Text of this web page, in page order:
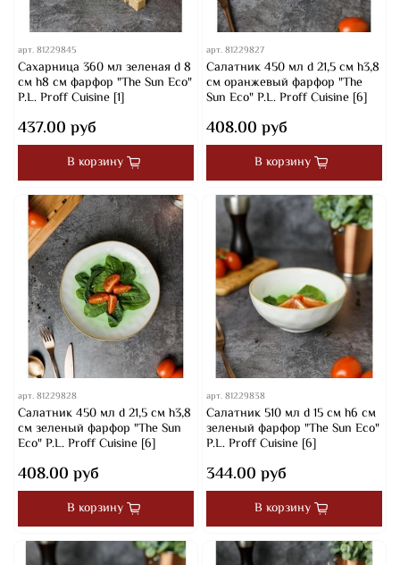
арт.81229845
Сахарница 360 мл зеленая d 8
см h8 см фарфор "The Sun Eco"
P.L. Proff Cuisine [1]
437.00 руб
В корзину
арт.81229827
Салатник 450 мл d 21,5 см h3,8
см оранжевый фарфор "The
Sun Eco" P.L. Proff Cuisine [6]
408.00 руб
В корзину
арт.81229828
Салатник 450 мл d 21,5 см h3,8
см зеленый фарфор "The Sun
Eco" P.L. Proff Cuisine [6]
408.00 руб
В корзину
арт.81229838
Салатник 510 мл d 15 см h6 см
зеленый фарфор "The Sun Eco"
P.L. Proff Cuisine [6]
344.00 руб
В корзину